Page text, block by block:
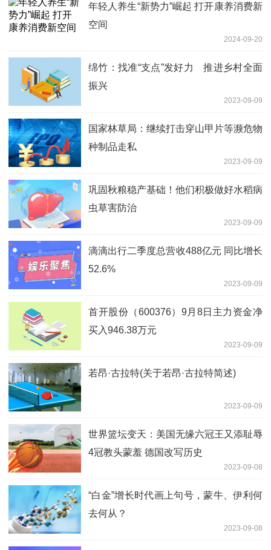
年轻人养生“新势力”崛起 打开康养消费新
空间
2024-09-20
绵竹：找准“支点”发好力 推进乡村全面
振兴
2023-09-09
国家林草局：继续打击穿山甲片等濒危物
种制品走私
2023-09-09
巩固秋粮稳产基础！他们积极做好水稻病
虫草害防治
2023-09-09
滴滴出行二季度总营收488亿元 同比增长
52.6%
2023-09-09
首开股份（600376）9月8日主力资金净
买入946.38万元
2023-09-09
若昂·古拉特(关于若昂·古拉特简述)
2023-09-09
世界篮坛变天：美国无缘六冠王又添耻辱
4冠教头蒙羞 德国改写历史
2023-09-08
“白金”增长时代画上句号，蒙牛、伊利何
去何从？
2023-09-08